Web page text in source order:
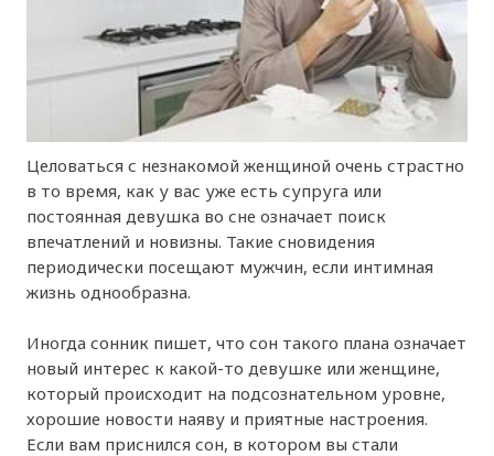
Целоваться с незнакомой женщиной очень страстно
в то время, как у вас уже есть супруга или
постоянная девушка во сне означает поиск
впечатлений и новизны. Такие сновидения
периодически посещают мужчин, если интимная
жизнь однообразна.
Иногда сонник пишет, что сон такого плана означает
новый интерес к какой-то девушке или женщине,
который происходит на подсознательном уровне,
хорошие новости наяву и приятные настроения.
Если вам приснился сон, в котором вы стали